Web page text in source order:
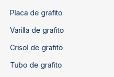
Placa de grafito
Varilla de grafito
Crisol de grafito
Tubo de grafito